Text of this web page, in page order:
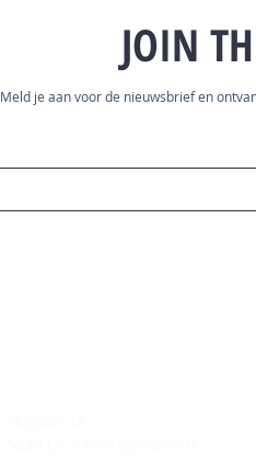
JOIN
Meld je aan voor de nieuwsbrief en